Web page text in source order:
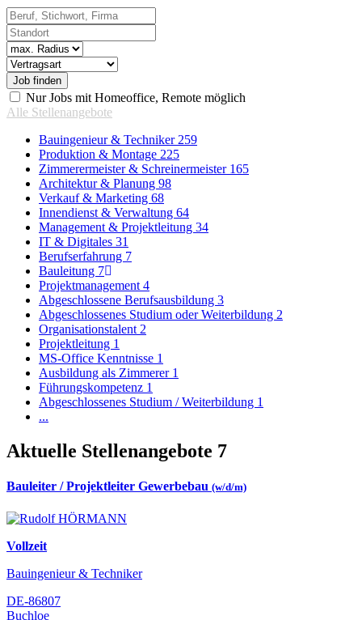
Beruf, Stichwort, Firma
Standort
Radius
Vertragsart
Nur Jobs mit Homeoffice, Remote möglich
Alle Stellenangebote
Bauingenieur & Techniker 259
Produktion & Montage 225
Zimmerermeister & Schreinermeister 165
Architektur & Planung 98
Verkauf & Marketing 68
Innendienst & Verwaltung 64
Management & Projektleitung 34
IT & Digitales 31
Berufserfahrung 7
Bauleitung 7
Projektmanagement 4
Abgeschlossene Berufsausbildung 3
Abgeschlossenes Studium oder Weiterbildung 2
Organisationstalent 2
Projektleitung 1
MS-Office Kenntnisse 1
Ausbildung als Zimmerer 1
Führungskompetenz 1
Abgeschlossenes Studium / Weiterbildung 1
...
Aktuelle Stellenangebote 7
Bauleiter / Projektleiter Gewerbebau (w/d/m)
Vollzeit
Bauingenieur & Techniker
DE-86807
Buchloe